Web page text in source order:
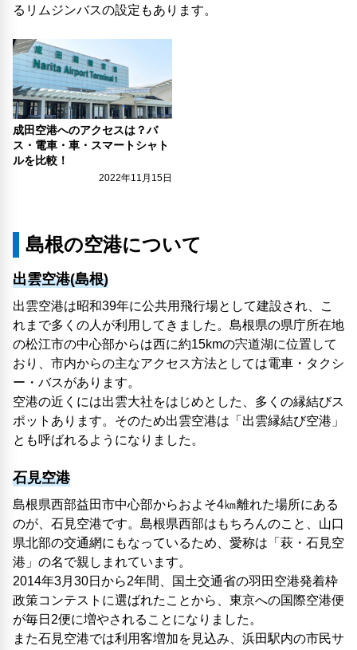
るリムジンバスの設定もあります。
成田空港へのアクセスは？バ
ス・電車・車・スマートシャト
ルを比較！
2022年11月15日
島根の空港について
出雲空港(島根)
出雲空港は昭和39年に公共用飛行場として建設され、こ
れまで多くの人が利用してきました。島根県の県庁所在地
の松江市の中心部からは西に約15kmの宍道湖に位置して
おり、市内からの主なアクセス方法としては電車・タクシ
ー・バスがあります。
空港の近くには出雲大社をはじめとした、多くの縁結びス
ポットあります。そのため出雲空港は「出雲縁結び空港」
とも呼ばれるようになりました。
石見空港
島根県西部益田市中心部からおよそ4㎞離れた場所にある
のが、石見空港です。島根県西部はもちろんのこと、山口
県北部の交通網にもなっているため、愛称は「萩・石見空
港」の名で親しまれています。
2014年3月30日から2年間、国土交通省の羽田空港発着枠
政策コンテストに選ばれたことから、東京への国際空港便
が毎日2便に増やされることになりました。
また石見空港では利用客増加を見込み、浜田駅内の市民サ